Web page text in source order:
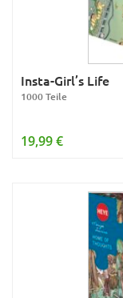
Insta-Girl’s Life
1000 Teile
19,99 €